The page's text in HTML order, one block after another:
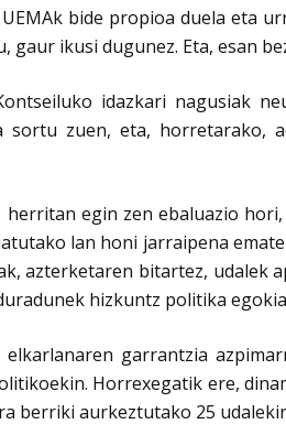
bide propioa duela eta
gaur ikusi dugunez. Eta, esan
idazkari nagusiak
sortu zuen, eta, horretarako,
herritan egin zen ebaluazio
lan honi jarraipena
azterketaren bitartez,
hizkuntz politika
elkarlanaren garrantzia
Horrexegatik ere,
berriki aurkeztutako 25